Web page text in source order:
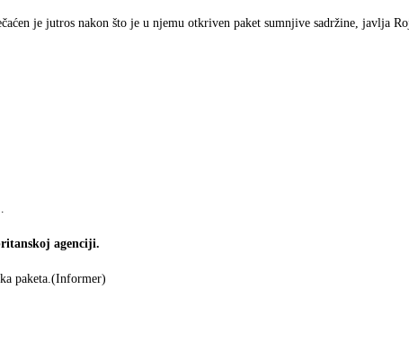
je jutros nakon što je u njemu otkriven paket sumnjive sadržine, javlja
agenciji.
paketa.(Informer)